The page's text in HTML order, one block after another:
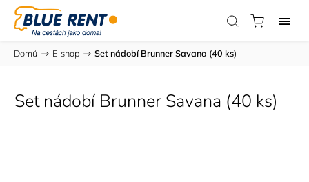
Domů / E-shop / Set nádobí Brunner Savana (40 ks)
Set nádobí Brunner Savana (40 ks)